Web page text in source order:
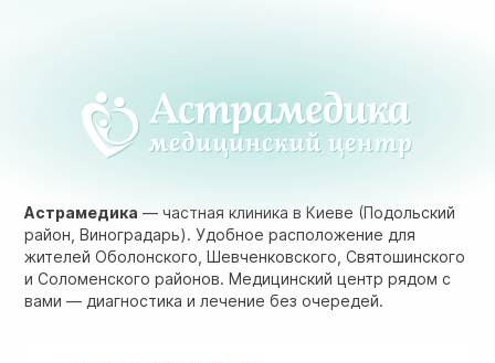
Астрамедика — частная клиника в Киеве (Подольский
район, Виноградарь). Удобное расположение для
жителей Оболонского, Шевченковского, Святошинского
и Соломенского районов. Медицинский центр рядом с
вами — диагностика и лечение без очередей.